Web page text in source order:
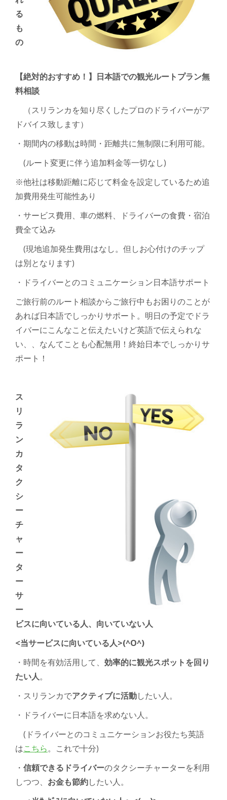
る
も
の
【絶対的おすすめ！】日本語での観光ルートプラン無
料相談
（スリランカを知り尽くしたプロのドライバーがア
ドバイス致します）
・期間内の移動は時間・距離共に無制限に利用可能。
(ルート変更に伴う追加料金等一切なし)
※他社は移動距離に応じて料金を設定しているため追
加費用発生可能性あり
・サービス費用、車の燃料、ドライバーの食費・宿泊
費全て込み
(現地追加発生費用はなし。但しお心付けのチップ
は別となります)
・ドライバーとのコミュニケーション日本語サポート
ご旅行前のルート相談からご旅行中もお困りのことが
あれば日本語でしっかりサポート。明日の予定でドラ
イバーにこんなこと伝えたいけど英語で伝えられな
い、、なんてことも心配無用！終始日本でしっかりサ
ポート！
ス
リ
ラ
ン
カ
タ
ク
シ
ー
チ
ャ
ー
タ
ー
サ
ー
ビスに向いている人、向いていない人
<当サービスに向いている人>(^O^)
・時間を有効活用して、 効率的に観光スポットを回り
たい人。
・スリランカでアクティブに活動したい人。
・ドライバーに日本語を求めない人。
(ドライバーとのコミュニケーションお役たち英語
はこちら。これで十分)
・ 信頼できるドライバーのタクシーチャーターを利用
しつつ、 お金も節約したい人。